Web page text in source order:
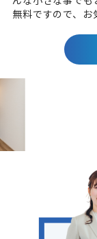
無料ですので、お